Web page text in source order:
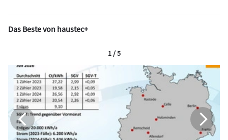
Das Beste von haustec+
1 / 5